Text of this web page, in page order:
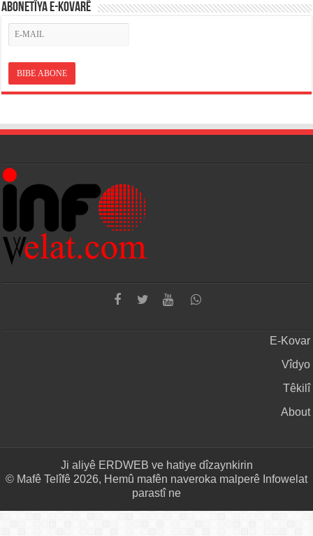
ABONETÎYA E-KOVARÊ
E-Kovar
Vîdyo
Têkilî
About
Ji aliyê ERDWEB ve hatiye dîzaynkirin
© Mafê Telîfê 2026, Hemû mafên naveroka malperê Infowelat
parastî ne